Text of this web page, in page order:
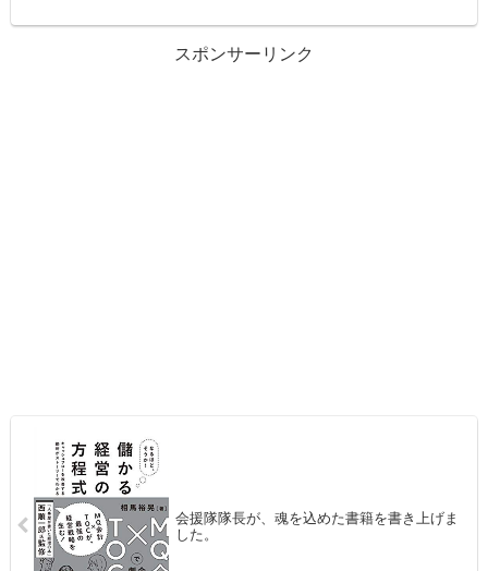
スポンサーリンク
会援隊隊長が、魂を込めた書籍を書き上げま
した。